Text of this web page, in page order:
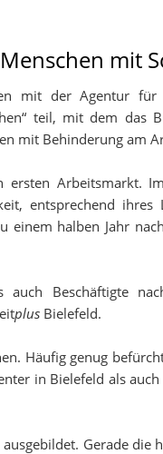
mit
mit der Agentur
teil, mit dem das
mit Behinderung am
Arbeitsmarkt.
entsprechend ihres
einem halben Jahr
Beschäftigte
plus Bielefeld.
Häufig genug
in Bielefeld als
Gerade die